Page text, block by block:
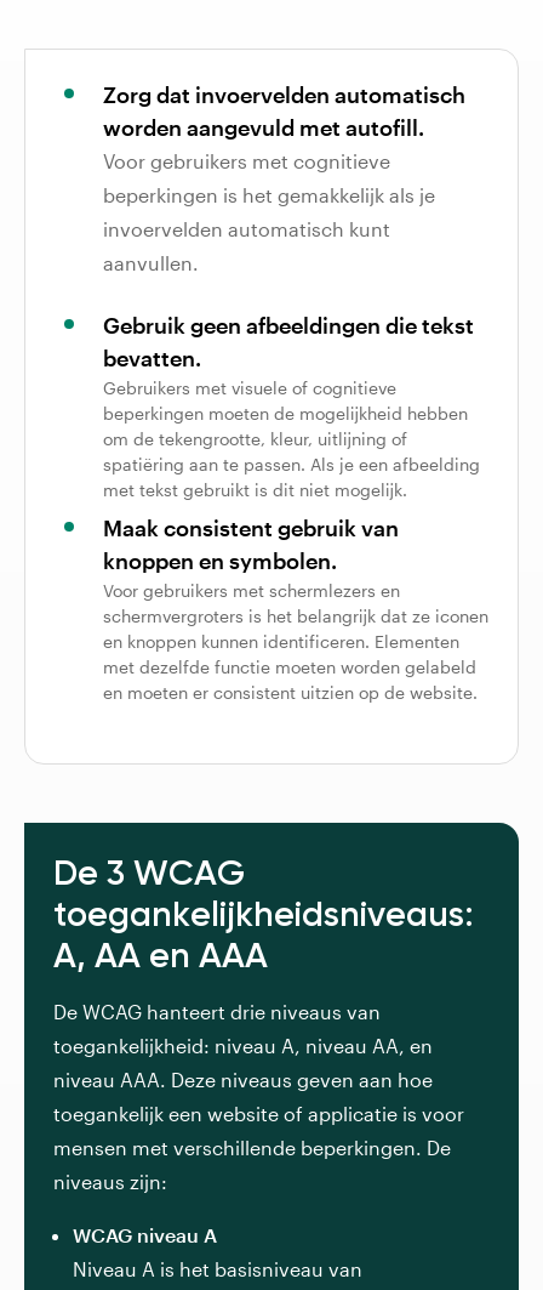
Zorg dat invoervelden automatisch
worden aangevuld met autofill.
Voor gebruikers met cognitieve
beperkingen is het gemakkelijk als je
invoervelden automatisch kunt
aanvullen.
Gebruik geen afbeeldingen die tekst
bevatten.
Gebruikers met visuele of cognitieve
beperkingen moeten de mogelijkheid hebben
om de tekengrootte, kleur, uitlijning of
spatiëring aan te passen. Als je een afbeelding
met tekst gebruikt is dit niet mogelijk.
Maak consistent gebruik van
knoppen en symbolen.
Voor gebruikers met schermlezers en
schermvergroters is het belangrijk dat ze iconen
en knoppen kunnen identificeren. Elementen
met dezelfde functie moeten worden gelabeld
en moeten er consistent uitzien op de website.
De 3 WCAG
toegankelijkheidsniveaus:
A, AA en AAA
De WCAG hanteert drie niveaus van
toegankelijkheid: niveau A, niveau AA, en
niveau AAA. Deze niveaus geven aan hoe
toegankelijk een website of applicatie is voor
mensen met verschillende beperkingen. De
niveaus zijn:
WCAG niveau A
Niveau A is het basisniveau van